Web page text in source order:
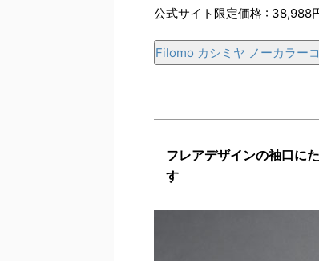
公式サイト限定価格 : 38,988
Filomo カシミヤ ノーカラー
フレアデザインの袖口に
す